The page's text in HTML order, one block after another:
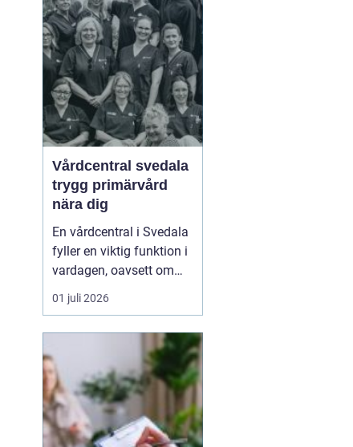
avståndet kä...
Vårdcentral svedala
trygg primärvård
nära dig
En vårdcentral i Svedala
fyller en viktig funktion i
vardagen, oavsett om
det handlar om akuta
infektioner, långvariga
kring barnhälsa och
graviditet. När vården
samlas under ett tak blir
vägen mellan olika
mottagningar kortare...
01 juli 2026